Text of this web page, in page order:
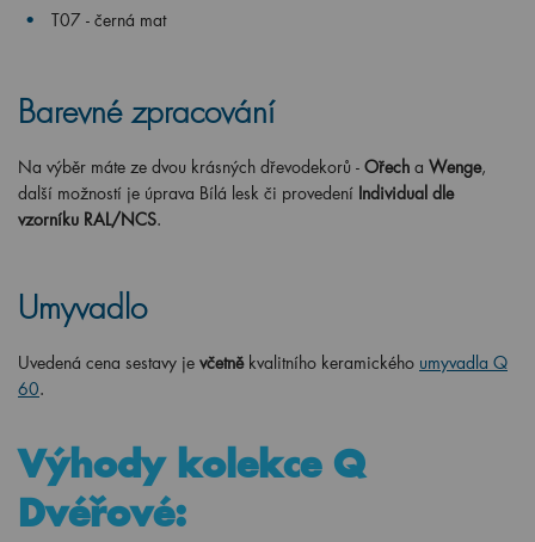
T07 - černá mat
Barevné zpracování
Na výběr máte ze dvou krásných dřevodekorů - Ořech a Wenge,
další možností je úprava Bílá lesk či provedení Individual dle
vzorníku RAL/NCS.
Umyvadlo
Uvedená cena sestavy je včetně kvalitního keramického umyvadla Q
60.
Výhody kolekce Q
Dvéřové: